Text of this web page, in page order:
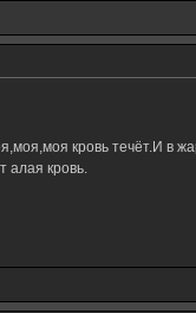
кровь течёт.И в
алая кровь.